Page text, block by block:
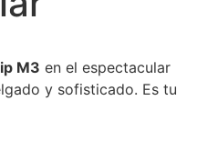
M3 en el espectacular
y sofisticado. Es tu